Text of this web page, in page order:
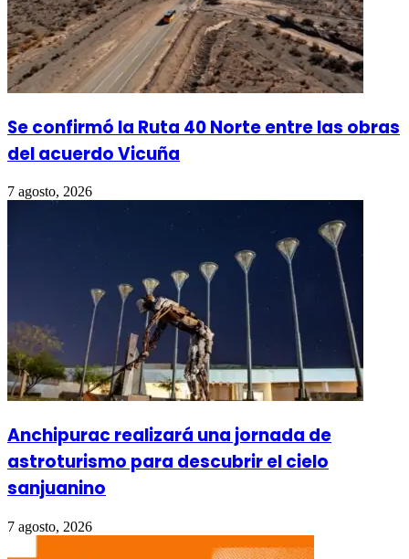
Se confirmó la Ruta 40 Norte entre las obras
del acuerdo Vicuña
7 agosto, 2026
Anchipurac realizará una jornada de
astroturismo para descubrir el cielo
sanjuanino
7 agosto, 2026